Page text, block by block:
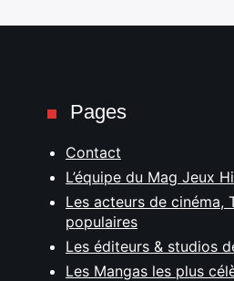
Pages
Contact
L’équipe du Mag Jeux
Les acteurs de cinéma,
populaires
Les éditeurs & studios
Les Mangas les plus